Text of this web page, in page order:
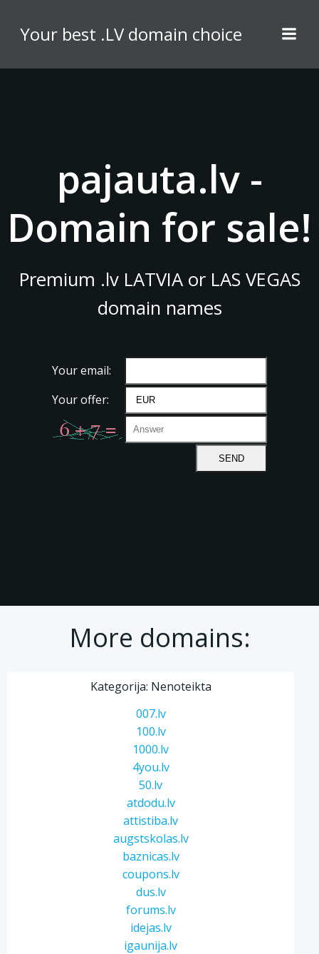
content
Your best .LV domain choice
pajauta.lv -
Domain for sale!
Premium .lv LATVIA or LAS VEGAS
domain names
Your email:
Your offer:
More domains:
Kategorija: Nenoteikta
007.lv
100.lv
1000.lv
4you.lv
50.lv
atdodu.lv
attistiba.lv
augstskolas.lv
baznicas.lv
coupons.lv
dus.lv
forums.lv
idejas.lv
igaunija.lv